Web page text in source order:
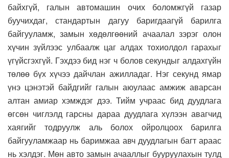
байхгүй, галын автомашин очих боломжгүй газар
буучихдаг, стандартын дагуу баригдаагүй барилга
байгууламж, замын хөдөлгөөний ачаалал зэрэг олон
хүчин зүйлээс улбаалж цаг алдах тохиолдол гарахыг
үгүйсгэхгүй. Гэхдээ бид нэг ч болов секундыг алдахгүйн
төлөө бүх хүчээ дайчлан ажилладаг. Нэг секунд ямар
үнэ цэнэтэй байдгийг галын аюулаас амжиж аварсан
алтан амиар хэмждэг дээ. Тийм учраас бид дуудлага
өгсөн чиглэлд гарсны дараа дуудлага хүлээн авагчид
хаягийг тодруулж аль болох ойролцоох барилга
байгууламжаар нь баримжаа авч дуудлагын багт араас
нь хэлдэг. Мөн авто замын ачааллыг бууруулахын тулд